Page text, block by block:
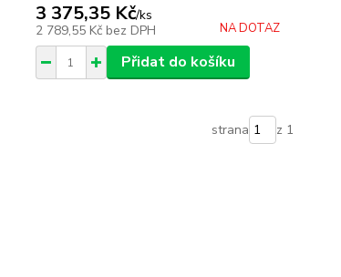
3 375,35 Kč/ks
2 789,55 Kč bez DPH NA DOTAZ
Přidat do košíku
strana z 1